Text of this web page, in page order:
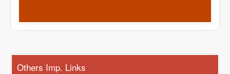
Others Imp. Links